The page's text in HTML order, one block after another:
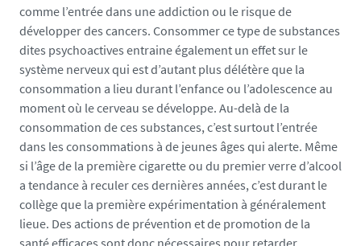
s
/
p
h
o
t
o
/
l
o
g
o
s
comme l’entrée dans une addiction ou le risque de
développer des cancers. Consommer ce type de substances
dites psychoactives entraine également un effet sur le
système nerveux qui est d’autant plus délétère que la
consommation a lieu durant l’enfance ou l’adolescence au
moment où le cerveau se développe. Au-delà de la
consommation de ces substances, c’est surtout l’entrée
dans les consommations à de jeunes âges qui alerte. Même
si l’âge de la première cigarette ou du premier verre d’alcool
a tendance à reculer ces dernières années, c’est durant le
collège que la première expérimentation à généralement
lieue. Des actions de prévention et de promotion de la
santé efficaces sont donc nécessaires pour retarder